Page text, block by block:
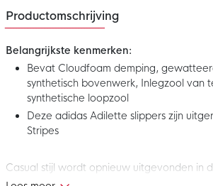
Productomschrijving
Belangrijkste kenmerken:
Bevat Cloudfoam demping,
synthetisch bovenwerk, Inlegzool van
synthetische loopzool
Deze adidas Adilette slippers zijn
Stripes
Casual stijl wordt opnieuw uitgevonden in
Comfort 2.0 Slippers Gebroken Wit Chalk.